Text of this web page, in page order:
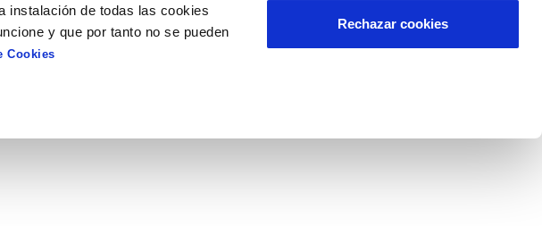
instalación de todas las cookies
y que por tanto no se pueden
Cookies
Rechazar cookies